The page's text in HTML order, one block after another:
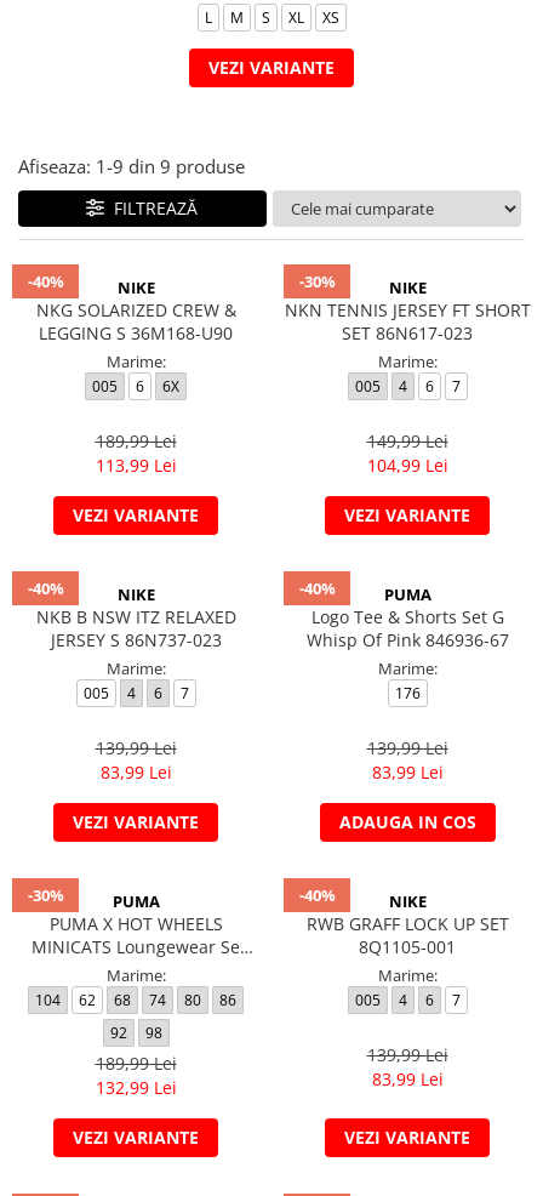
Veste
L M S XL XS
VEZI VARIANTE
Afiseaza: 1-9 din 9 produse
FILTREAZĂ
-40% NIKE
NKG SOLARIZED CREW &
LEGGING S 36M168-U90
Marime:
005 6 6X
189,99 Lei
113,99 Lei
VEZI VARIANTE
-30% NIKE
NKN TENNIS JERSEY FT SHORT
SET 86N617-023
Marime:
005 4 6 7
149,99 Lei
104,99 Lei
VEZI VARIANTE
-40% NIKE
NKB B NSW ITZ RELAXED
JERSEY S 86N737-023
Marime:
005 4 6 7
139,99 Lei
83,99 Lei
VEZI VARIANTE
-40% PUMA
Logo Tee & Shorts Set G
Whisp Of Pink 846936-67
Marime:
176
139,99 Lei
83,99 Lei
ADAUGA IN COS
-30% PUMA
PUMA X HOT WHEELS
MINICATS Loungewear Se
632399-34
Marime:
104 62 68 74 80
86
92
98
189,99 Lei
132,99 Lei
VEZI VARIANTE
-40% NIKE
RWB GRAFF LOCK UP SET
8Q1105-001
Marime:
005 4 6 7
139,99 Lei
83,99 Lei
VEZI VARIANTE